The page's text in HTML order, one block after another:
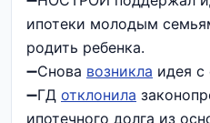
ипотеки молодым
родить ребенка.
➖Снова возникла идея с
➖ГД отклонила
ипотечного долга из